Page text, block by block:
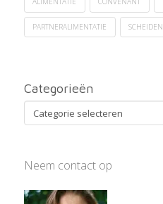
PARTNERALIMENTATIE SCHEIDEN
Categorieën
Categorieën
Neem contact op